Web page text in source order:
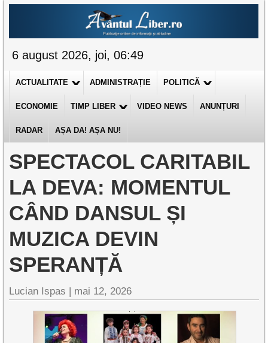
6 august 2026, joi, 06:49
ACTUALITATE ADMINISTRAȚIE POLITICĂ
ECONOMIE TIMP LIBER VIDEO NEWS ANUNȚURI
RADAR AȘA DA! AȘA NU!
SPECTACOL CARITABIL
LA DEVA: MOMENTUL
CÂND DANSUL ȘI
MUZICA DEVIN
SPERANȚĂ
Lucian Ispas | mai 12, 2026